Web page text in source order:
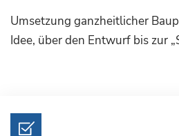
Umsetzung ganzheitlicher
Idee, über den Entwurf bis zur